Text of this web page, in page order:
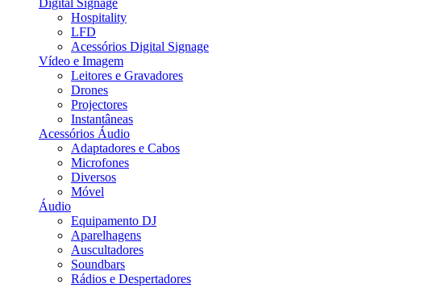
Digital Signage
Hospitality
LFD
Acessórios Digital Signage
Vídeo e Imagem
Leitores e Gravadores
Drones
Projectores
Instantâneas
Acessórios Áudio
Adaptadores e Cabos
Microfones
Diversos
Móvel
Áudio
Equipamento DJ
Aparelhagens
Auscultadores
Soundbars
Rádios e Despertadores